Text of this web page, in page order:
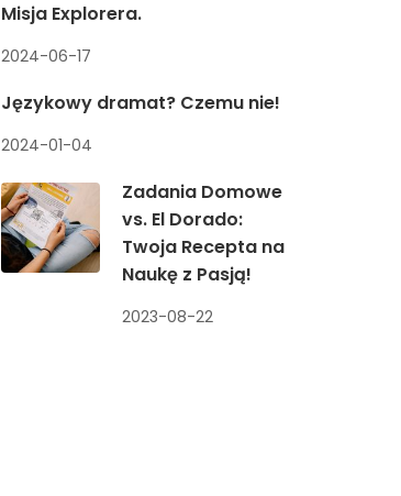
Misja Explorera.
2024-06-17
Językowy dramat? Czemu nie!
2024-01-04
Zadania Domowe
vs. El Dorado:
Twoja Recepta na
Naukę z Pasją!
2023-08-22